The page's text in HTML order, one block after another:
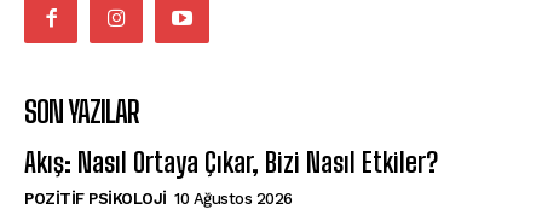
SON YAZILAR
Akış: Nasıl Ortaya Çıkar, Bizi Nasıl Etkiler?
POZITIF PSIKOLOJI 10 Ağustos 2026